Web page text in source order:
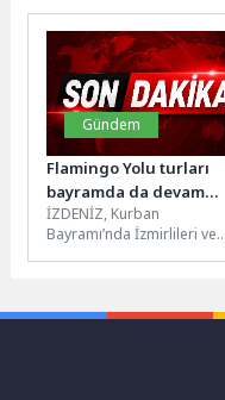
bankacılıkta öncü bir adım
atarak...
Gündem
Flamingo Yolu turları
bayramda da devam
ediyor
İZDENİZ, Kurban
Bayramı’nda İzmirlileri ve
flamingo nüfusunun...